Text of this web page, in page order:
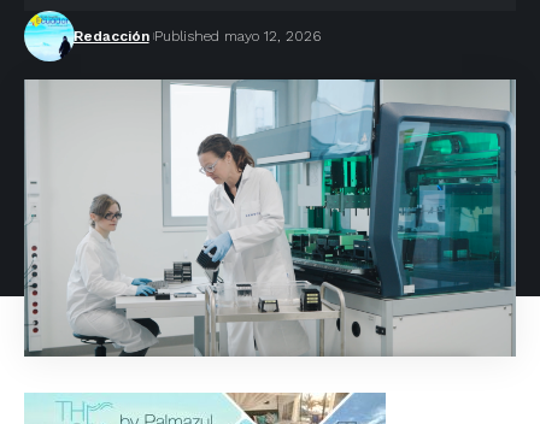
Redacción Published mayo 12, 2026